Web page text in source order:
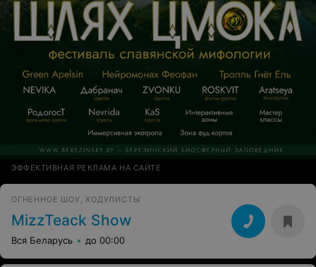
ЭФФЕКТИВНАЯ РЕКЛАМА НА САЙТЕ
ОГНЕННОЕ ШОУ, ХОДУЛИСТЫ
MizzTeack Show
Вся Беларусь до 00:00